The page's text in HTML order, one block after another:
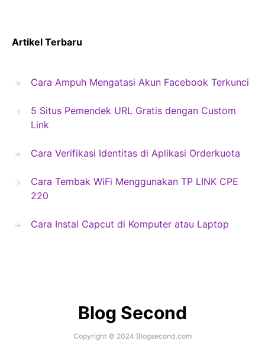
Artikel Terbaru
Cara Ampuh Mengatasi Akun Facebook Terkunci
5 Situs Pemendek URL Gratis dengan Custom
Link
Cara Verifikasi Identitas di Aplikasi Orderkuota
Cara Tembak WiFi Menggunakan TP LINK CPE
220
Cara Instal Capcut di Komputer atau Laptop
Blog Second
Copyright © 2024 Blogsecond.com